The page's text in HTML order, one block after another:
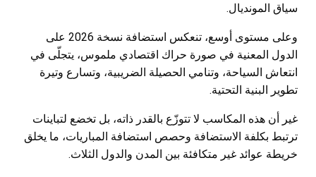
سياق المونديال.
وعلى مستوى أوسع، تنعكس استضافة نسخة 2026 على
الدول المعنية في صورة حراك اقتصادي ملموس، يتجلّى في
انتعاش السياحة، وتنامي الحصيلة الضريبية، وتسارع وتيرة
تطوير البنية التحتية.
غير أن هذه المكاسب لا تتوزّع بالقدر ذاته، بل تخضع لتباينات
ترتبط بكلفة الاستضافة وحصص استضافة المباريات، ما يخلق
خريطة عوائد غير متكافئة بين المدن والدول الثلاث.